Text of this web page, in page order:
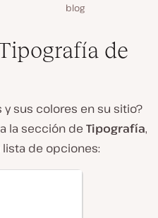
blog
de
sus colores en su sitio?
la sección de Tipografía,
de opciones: